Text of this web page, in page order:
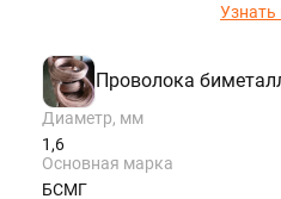
Узнать
Проволока
Диаметр, мм
1,6
Основная марка
БСМГ